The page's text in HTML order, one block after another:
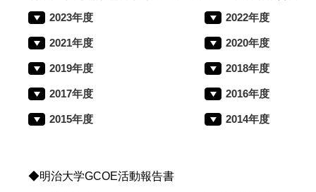
2023年度 2022年度
2021年度 2020年度
2019年度 2018年度
2017年度 2016年度
2015年度 2014年度
◆明治大学GCOE活動報告書